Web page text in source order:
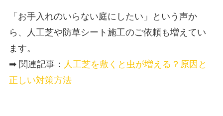
「お手入れのいらない庭にしたい」という声か
ら、人工芝や防草シート施工のご依頼も増えてい
ます。
➡ 関連記事： 人工芝を敷くと虫が増える？原因と
正しい対策方法